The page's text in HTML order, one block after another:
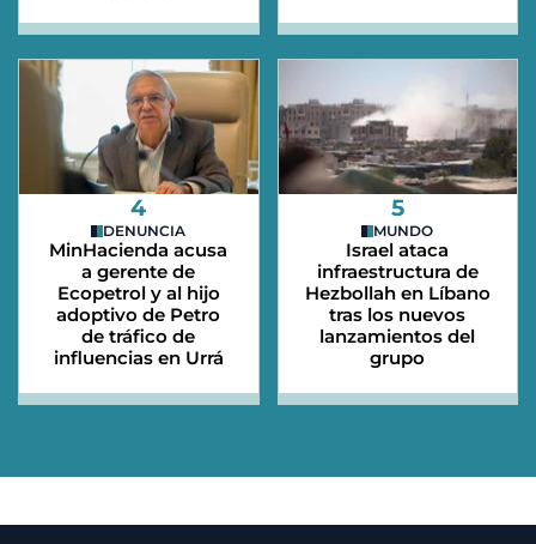
4
DENUNCIA
MinHacienda acusa
a gerente de
Ecopetrol y al hijo
adoptivo de Petro
de tráfico de
influencias en Urrá
5
MUNDO
Israel ataca
infraestructura de
Hezbollah en Líbano
tras los nuevos
lanzamientos del
grupo